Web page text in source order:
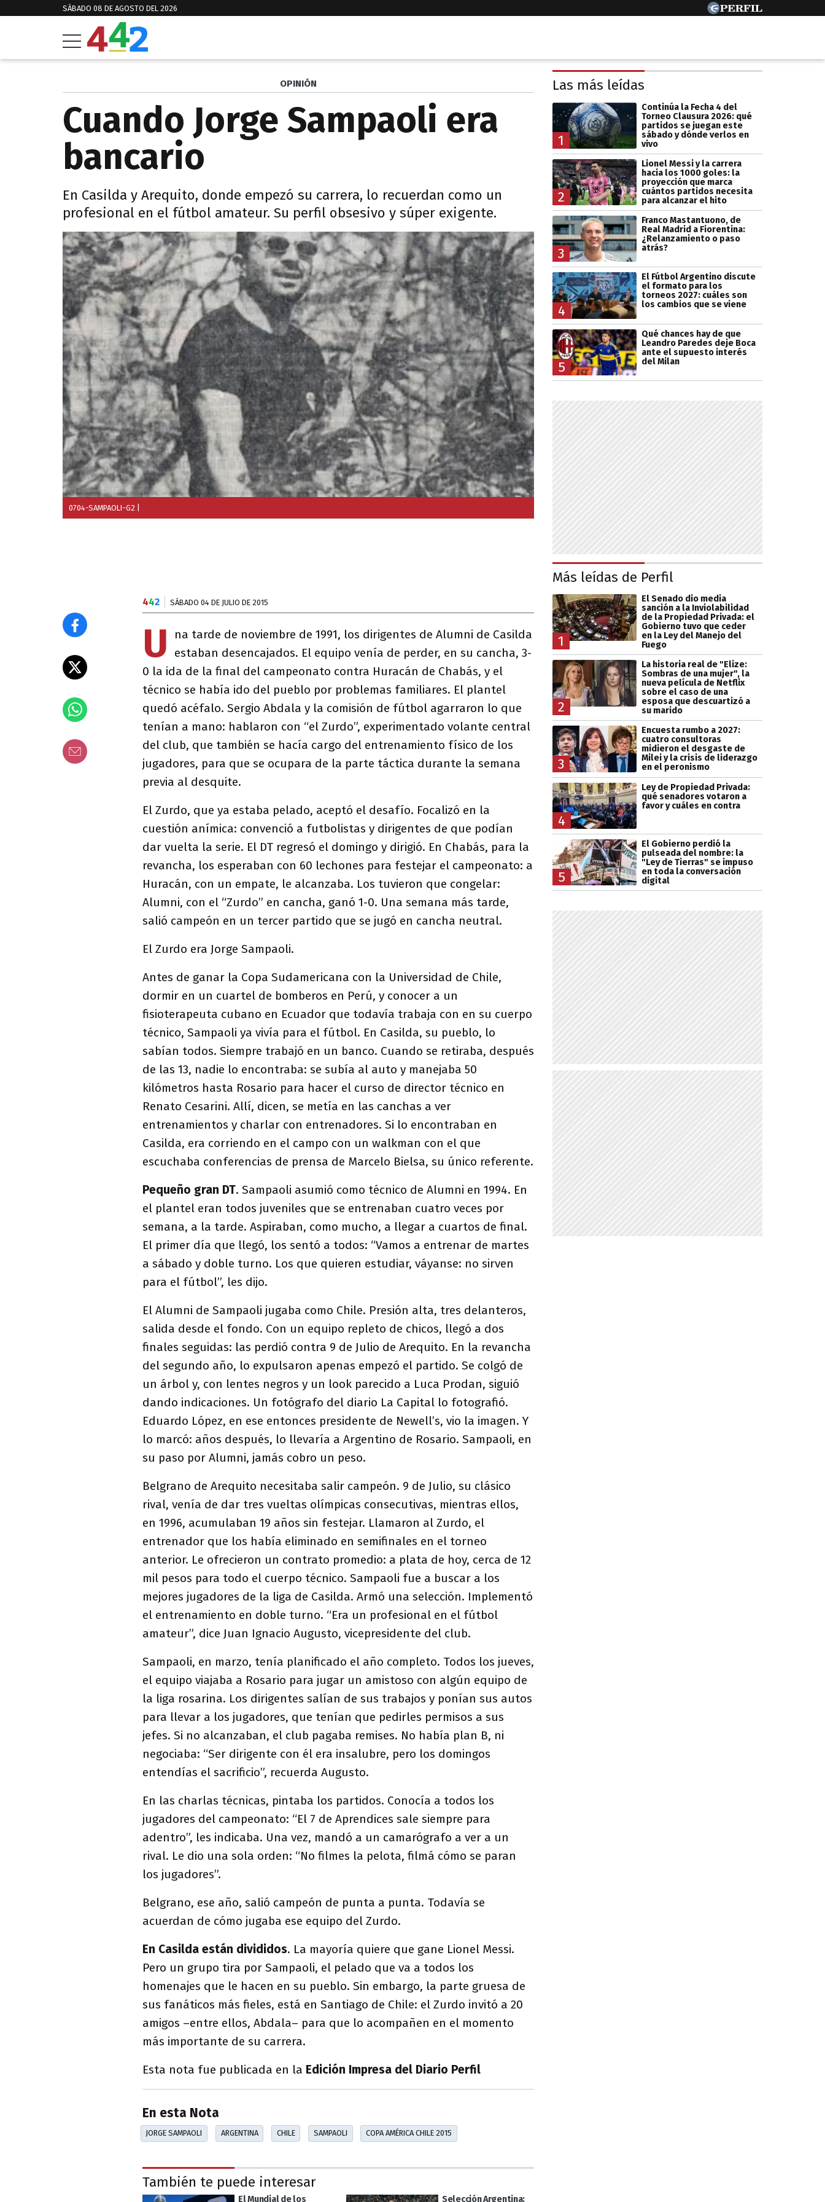
SÁBADO 08 DE AGOSTO DEL 2026
OPINIÓN
Cuando Jorge Sampaoli era
bancario
En Casilda y Arequito, donde empezó su carrera, lo recuerdan como un
profesional en el fútbol amateur. Su perfil obsesivo y súper exigente.
0704-SAMPAOLI-G2
442 SÁBADO 04 DE JULIO DE 2015
U
na tarde de noviembre de 1991, los dirigentes de Alumni de Casilda
estaban desencajados. El equipo venía de perder, en su cancha, 3-
0 la ida de la final del campeonato contra Huracán de Chabás, y el
técnico se había ido del pueblo por problemas familiares. El plantel
quedó acéfalo. Sergio Abdala y la comisión de fútbol agarraron lo que
tenían a mano: hablaron con “el Zurdo”, experimentado volante central
del club, que también se hacía cargo del entrenamiento físico de los
jugadores, para que se ocupara de la parte táctica durante la semana
previa al desquite.
El Zurdo, que ya estaba pelado, aceptó el desafío. Focalizó en la
cuestión anímica: convenció a futbolistas y dirigentes de que podían
dar vuelta la serie. El DT regresó el domingo y dirigió. En Chabás, para la
revancha, los esperaban con 60 lechones para festejar el campeonato: a
Huracán, con un empate, le alcanzaba. Los tuvieron que congelar:
Alumni, con el “Zurdo” en cancha, ganó 1-0. Una semana más tarde,
salió campeón en un tercer partido que se jugó en cancha neutral.
El Zurdo era Jorge Sampaoli.
Antes de ganar la Copa Sudamericana con la Universidad de Chile,
dormir en un cuartel de bomberos en Perú, y conocer a un
fisioterapeuta cubano en Ecuador que todavía trabaja con en su cuerpo
técnico, Sampaoli ya vivía para el fútbol. En Casilda, su pueblo, lo
sabían todos. Siempre trabajó en un banco. Cuando se retiraba, después
de las 13, nadie lo encontraba: se subía al auto y manejaba 50
kilómetros hasta Rosario para hacer el curso de director técnico en
Renato Cesarini. Allí, dicen, se metía en las canchas a ver
entrenamientos y charlar con entrenadores. Si lo encontraban en
Casilda, era corriendo en el campo con un walkman con el que
escuchaba conferencias de prensa de Marcelo Bielsa, su único referente.
Pequeño gran DT. Sampaoli asumió como técnico de Alumni en 1994. En
el plantel eran todos juveniles que se entrenaban cuatro veces por
semana, a la tarde. Aspiraban, como mucho, a llegar a cuartos de final.
El primer día que llegó, los sentó a todos: “Vamos a entrenar de martes
a sábado y doble turno. Los que quieren estudiar, váyanse: no sirven
para el fútbol”, les dijo.
El Alumni de Sampaoli jugaba como Chile. Presión alta, tres delanteros,
salida desde el fondo. Con un equipo repleto de chicos, llegó a dos
finales seguidas: las perdió contra 9 de Julio de Arequito. En la revancha
del segundo año, lo expulsaron apenas empezó el partido. Se colgó de
un árbol y, con lentes negros y un look parecido a Luca Prodan, siguió
dando indicaciones. Un fotógrafo del diario La Capital lo fotografió.
Eduardo López, en ese entonces presidente de Newell’s, vio la imagen. Y
lo marcó: años después, lo llevaría a Argentino de Rosario. Sampaoli, en
su paso por Alumni, jamás cobro un peso.
Belgrano de Arequito necesitaba salir campeón. 9 de Julio, su clásico
rival, venía de dar tres vueltas olímpicas consecutivas, mientras ellos,
en 1996, acumulaban 19 años sin festejar. Llamaron al Zurdo, el
entrenador que los había eliminado en semifinales en el torneo
anterior. Le ofrecieron un contrato promedio: a plata de hoy, cerca de 12
mil pesos para todo el cuerpo técnico. Sampaoli fue a buscar a los
mejores jugadores de la liga de Casilda. Armó una selección. Implementó
el entrenamiento en doble turno. “Era un profesional en el fútbol
amateur”, dice Juan Ignacio Augusto, vicepresidente del club.
Sampaoli, en marzo, tenía planificado el año completo. Todos los jueves,
el equipo viajaba a Rosario para jugar un amistoso con algún equipo de
la liga rosarina. Los dirigentes salían de sus trabajos y ponían sus autos
para llevar a los jugadores, que tenían que pedirles permisos a sus
jefes. Si no alcanzaban, el club pagaba remises. No había plan B, ni
negociaba: “Ser dirigente con él era insalubre, pero los domingos
entendías el sacrificio”, recuerda Augusto.
En las charlas técnicas, pintaba los partidos. Conocía a todos los
jugadores del campeonato: “El 7 de Aprendices sale siempre para
adentro”, les indicaba. Una vez, mandó a un camarógrafo a ver a un
rival. Le dio una sola orden: “No filmes la pelota, filmá cómo se paran
los jugadores”.
Belgrano, ese año, salió campeón de punta a punta. Todavía se
acuerdan de cómo jugaba ese equipo del Zurdo.
En Casilda están divididos. La mayoría quiere que gane Lionel Messi.
Pero un grupo tira por Sampaoli, el pelado que va a todos los
homenajes que le hacen en su pueblo. Sin embargo, la parte gruesa de
sus fanáticos más fieles, está en Santiago de Chile: el Zurdo invitó a 20
amigos –entre ellos, Abdala– para que lo acompañen en el momento
más importante de su carrera.
Esta nota fue publicada en la Edición Impresa del Diario Perfil
En esta Nota
JORGE SAMPAOLI ARGENTINA CHILE SAMPAOLI COPA AMÉRICA CHILE 2015
También te puede interesar
El Mundial de los Selección Argentina:
Las más leídas
1
Continúa la Fecha 4 del
Torneo Clausura 2026: qué
partidos se juegan este
sábado y dónde verlos en
vivo
2
Lionel Messi y la carrera
hacia los 1000 goles: la
proyección que marca
cuántos partidos necesita
para alcanzar el hito
3
Franco Mastantuono, de
Real Madrid a Fiorentina:
¿Relanzamiento o paso
atrás?
4
El Fútbol Argentino discute
el formato para los
torneos 2027: cuáles son
los cambios que se viene
5
Qué chances hay de que
Leandro Paredes deje Boca
ante el supuesto interés
del Milan
Más leídas de Perfil
1
El Senado dio media
sanción a la Inviolabilidad
de la Propiedad Privada: el
Gobierno tuvo que ceder
en la Ley del Manejo del
Fuego
2
La historia real de "Elize:
Sombras de una mujer", la
nueva película de Netflix
sobre el caso de una
esposa que descuartizó a
su marido
3
Encuesta rumbo a 2027:
cuatro consultoras
midieron el desgaste de
Milei y la crisis de liderazgo
en el peronismo
4
Ley de Propiedad Privada:
qué senadores votaron a
favor y cuáles en contra
5
El Gobierno perdió la
pulseada del nombre: la
"Ley de Tierras" se impuso
en toda la conversación
digital